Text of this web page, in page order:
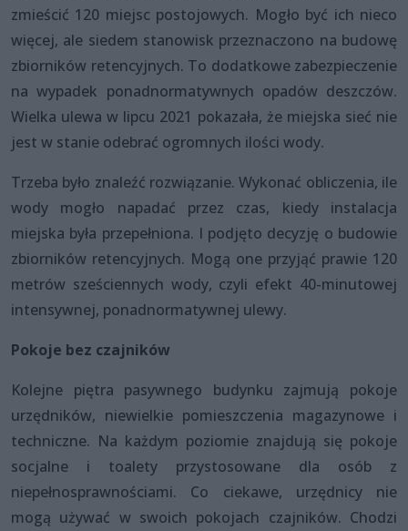
zmieścić 120 miejsc postojowych. Mogło być ich nieco
więcej, ale siedem stanowisk przeznaczono na budowę
zbiorników retencyjnych. To dodatkowe zabezpieczenie
na wypadek ponadnormatywnych opadów deszczów.
Wielka ulewa w lipcu 2021 pokazała, że miejska sieć nie
jest w stanie odebrać ogromnych ilości wody.
Trzeba było znaleźć rozwiązanie. Wykonać obliczenia, ile
wody mogło napadać przez czas, kiedy instalacja
miejska była przepełniona. I podjęto decyzję o budowie
zbiorników retencyjnych. Mogą one przyjąć prawie 120
metrów sześciennych wody, czyli efekt 40-minutowej
intensywnej, ponadnormatywnej ulewy.
Pokoje bez czajników
Kolejne piętra pasywnego budynku zajmują pokoje
urzędników, niewielkie pomieszczenia magazynowe i
techniczne. Na każdym poziomie znajdują się pokoje
socjalne i toalety przystosowane dla osób z
niepełnosprawnościami. Co ciekawe, urzędnicy nie
mogą używać w swoich pokojach czajników. Chodzi